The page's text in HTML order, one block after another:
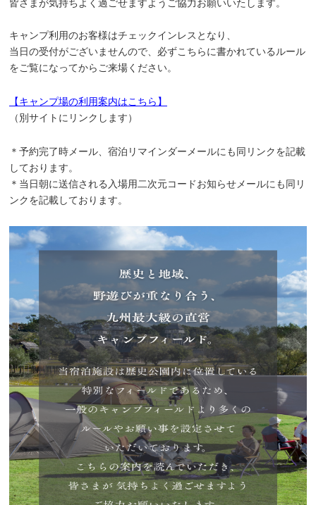
皆さまが気持ちよく過ごせますようご協力お願いいたします。
キャンプ利用のお客様はチェックインレスとなり、
当日の受付がございませんので、必ずこちらに書かれているルール
をご覧になってからご来場ください。
【キャンプ場の利用案内はこちら】
（別サイトにリンクします）
＊予約完了時メール、宿泊リマインダーメールにも同リンクを記載
しております。
＊当日朝に送信される入場用二次元コードお知らせメールにも同リ
ンクを記載しております。